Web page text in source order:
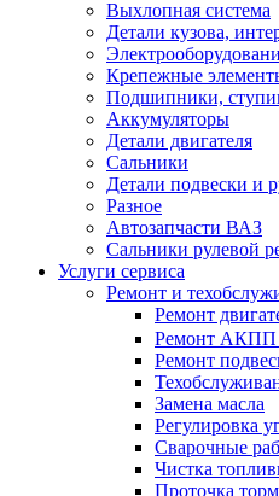
Выхлопная система
Детали кузова,
Крепежные
Подшипники,
Аккумуляторы
Детали двигателя
Сальники
Детали подвески и
Разное
Автозапчасти ВАЗ
Сальники рулевой
Услуги сервиса
Ремонт и
Ремонт
Ремонт АКПП
Ремонт
Замена масла
Регулировка
Сварочные
Чистка
Проточка